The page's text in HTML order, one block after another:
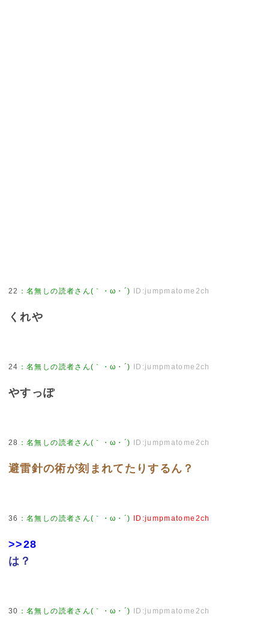
22 ：名無しの読者さん(｀・ω・´) ID:jumpmatome2ch
くれや
24 ：名無しの読者さん(｀・ω・´) ID:jumpmatome2ch
やすっぽ
28 ：名無しの読者さん(｀・ω・´) ID:jumpmatome2ch
避雷針の術が刻まれてたりするん？
36 ：名無しの読者さん(｀・ω・´) ID:jumpmatome2ch
>>28
は？
30 ：名無しの読者さん(｀・ω・´) ID:jumpmatome2ch